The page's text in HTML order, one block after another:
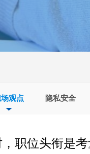
观点 隐私安全
职位头衔是